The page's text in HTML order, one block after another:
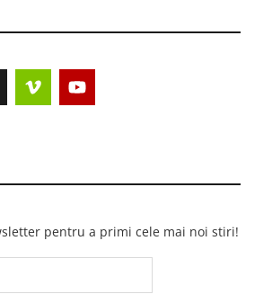
pentru a primi cele mai noi stiri!